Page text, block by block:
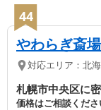
44
やわらぎ斎
対応エリア： 北
札幌市中央区に
価格はご相談くださ